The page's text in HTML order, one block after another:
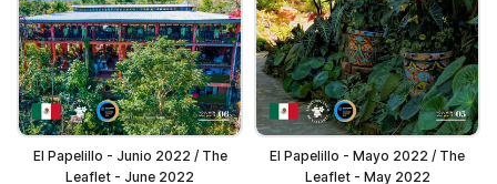
El Papelillo - Junio 2022 / The
Leaflet - June 2022
El Papelillo - Mayo 2022 / The
Leaflet - May 2022